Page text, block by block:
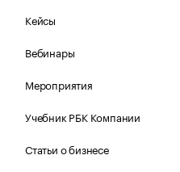
Кейсы
Вебинары
Мероприятия
Учебник РБК Компании
Статьи о бизнесе